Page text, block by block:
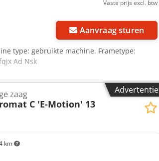
Vaste prijs excl. btw
Aanvraag sturen
type: gebruikte machine. Frametype:
Ad Nsk
Advertentie
km
zaag
C 'E-Motion' 13